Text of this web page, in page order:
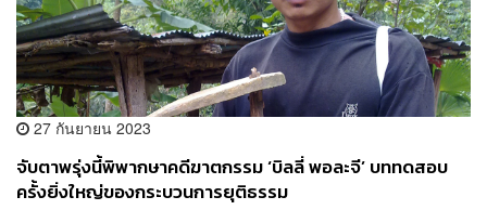
27 กันยายน 2023
จับตาพรุ่งนี้พิพากษาคดีฆาตกรรม ‘บิลลี่ พอละจี’ บททดสอบ
ครั้งยิ่งใหญ่ของกระบวนการยุติธรรม